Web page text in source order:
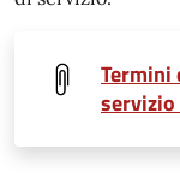
Termini
servizio